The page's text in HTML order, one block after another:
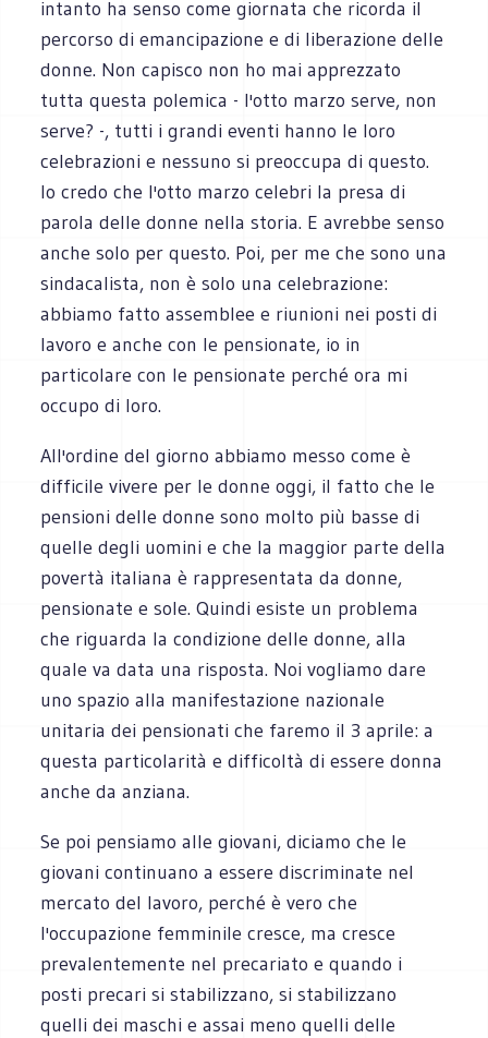
intanto ha senso come giornata che ricorda il
percorso di emancipazione e di liberazione delle
donne. Non capisco non ho mai apprezzato
tutta questa polemica - l'otto marzo serve, non
serve? -, tutti i grandi eventi hanno le loro
celebrazioni e nessuno si preoccupa di questo.
Io credo che l'otto marzo celebri la presa di
parola delle donne nella storia. E avrebbe senso
anche solo per questo. Poi, per me che sono una
sindacalista, non è solo una celebrazione:
abbiamo fatto assemblee e riunioni nei posti di
lavoro e anche con le pensionate, io in
particolare con le pensionate perché ora mi
occupo di loro.
All'ordine del giorno abbiamo messo come è
difficile vivere per le donne oggi, il fatto che le
pensioni delle donne sono molto più basse di
quelle degli uomini e che la maggior parte della
povertà italiana è rappresentata da donne,
pensionate e sole. Quindi esiste un problema
che riguarda la condizione delle donne, alla
quale va data una risposta. Noi vogliamo dare
uno spazio alla manifestazione nazionale
unitaria dei pensionati che faremo il 3 aprile: a
questa particolarità e difficoltà di essere donna
anche da anziana.
Se poi pensiamo alle giovani, diciamo che le
giovani continuano a essere discriminate nel
mercato del lavoro, perché è vero che
l'occupazione femminile cresce, ma cresce
prevalentemente nel precariato e quando i
posti precari si stabilizzano, si stabilizzano
quelli dei maschi e assai meno quelli delle